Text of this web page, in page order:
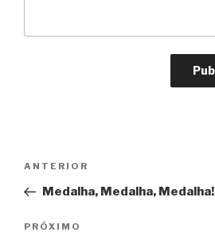
Post
Anterior
ANTERIOR
Medalha, Medalha, Medalha!
Próximo
PRÓXIMO